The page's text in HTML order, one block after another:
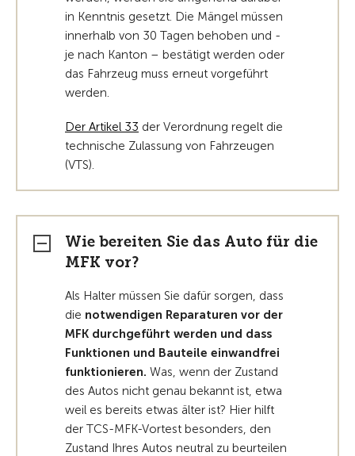
in Kenntnis gesetzt. Die Mängel müssen
innerhalb von 30 Tagen behoben und -
je nach Kanton – bestätigt werden oder
das Fahrzeug muss erneut vorgeführt
werden.
Der Artikel 33 der Verordnung regelt die
technische Zulassung von Fahrzeugen
(VTS).
Wie bereiten Sie das Auto für die
MFK vor?
Als Halter müssen Sie dafür sorgen, dass
die notwendigen Reparaturen vor der
MFK durchgeführt werden und dass
Funktionen und Bauteile einwandfrei
funktionieren. Was, wenn der Zustand
des Autos nicht genau bekannt ist, etwa
weil es bereits etwas älter ist? Hier hilft
der TCS-MFK-Vortest besonders, den
Zustand Ihres Autos neutral zu beurteilen